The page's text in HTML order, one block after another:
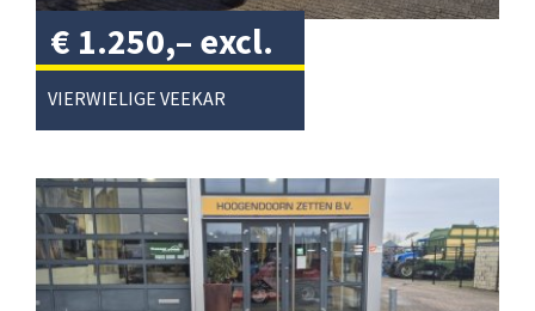
VIERWIELIGE VEEKAR
€ 1.250,– excl.
btw/